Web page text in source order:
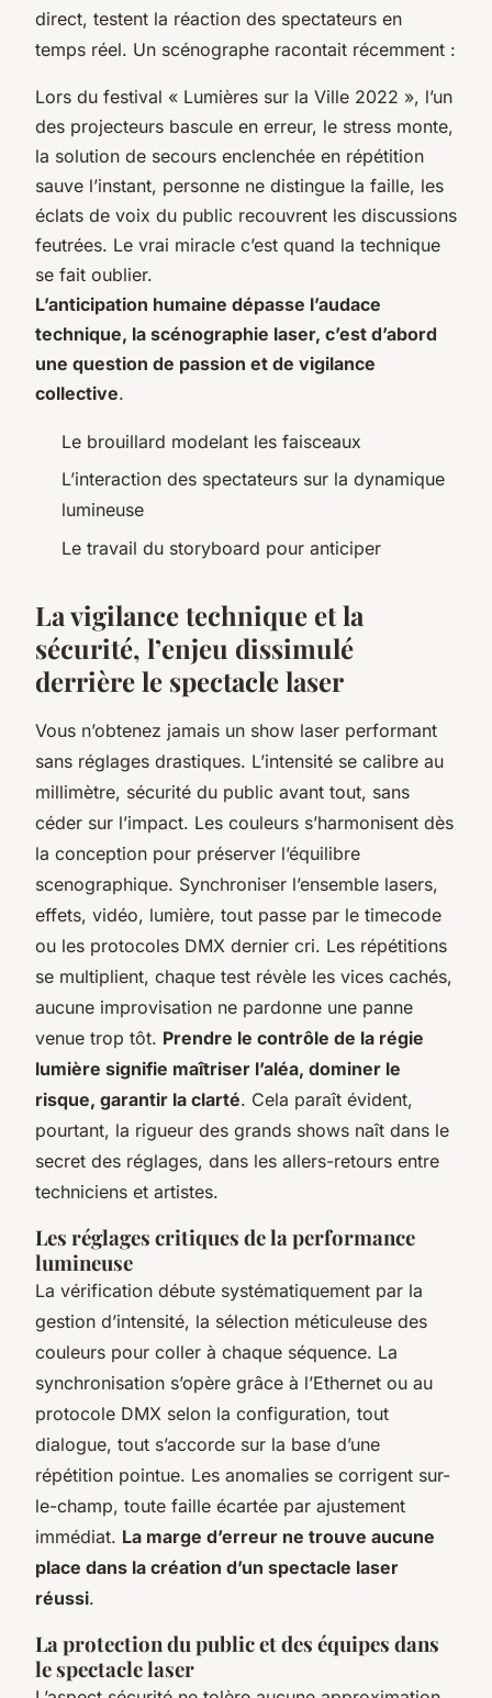
direct, testent la réaction des spectateurs en
temps réel. Un scénographe racontait récemment :
Lors du festival « Lumières sur la Ville 2022 », l’un
des projecteurs bascule en erreur, le stress monte,
la solution de secours enclenchée en répétition
sauve l’instant, personne ne distingue la faille, les
éclats de voix du public recouvrent les discussions
feutrées. Le vrai miracle c’est quand la technique
se fait oublier.
L’anticipation humaine dépasse l’audace
technique, la scénographie laser, c’est d’abord
une question de passion et de vigilance
collective.
Le brouillard modelant les faisceaux
L’interaction des spectateurs sur la dynamique
lumineuse
Le travail du storyboard pour anticiper
La vigilance technique et la
sécurité, l’enjeu dissimulé
derrière le spectacle laser
Vous n’obtenez jamais un show laser performant
sans réglages drastiques. L’intensité se calibre au
millimètre, sécurité du public avant tout, sans
céder sur l’impact. Les couleurs s’harmonisent dès
la conception pour préserver l’équilibre
scenographique. Synchroniser l’ensemble lasers,
effets, vidéo, lumière, tout passe par le timecode
ou les protocoles DMX dernier cri. Les répétitions
se multiplient, chaque test révèle les vices cachés,
aucune improvisation ne pardonne une panne
venue trop tôt. Prendre le contrôle de la régie
lumière signifie maîtriser l’aléa, dominer le
risque, garantir la clarté. Cela paraît évident,
pourtant, la rigueur des grands shows naît dans le
secret des réglages, dans les allers-retours entre
techniciens et artistes.
Les réglages critiques de la performance
lumineuse
La vérification débute systématiquement par la
gestion d’intensité, la sélection méticuleuse des
couleurs pour coller à chaque séquence. La
synchronisation s’opère grâce à l’Ethernet ou au
protocole DMX selon la configuration, tout
dialogue, tout s’accorde sur la base d’une
répétition pointue. Les anomalies se corrigent sur-
le-champ, toute faille écartée par ajustement
immédiat. La marge d’erreur ne trouve aucune
place dans la création d’un spectacle laser
réussi.
La protection du public et des équipes dans
le spectacle laser